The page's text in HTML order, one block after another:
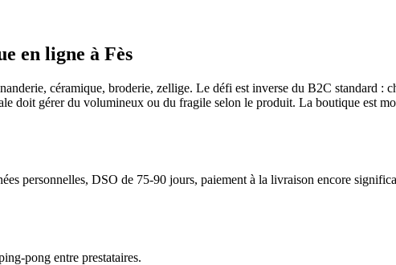
en ligne à Fès
céramique, broderie, zellige. Le défi est inverse du B2C standard :
doit gérer du volumineux ou du fragile selon le produit. La boutique est
personnelles, DSO de 75-90 jours, paiement à la livraison encore
pong entre prestataires.